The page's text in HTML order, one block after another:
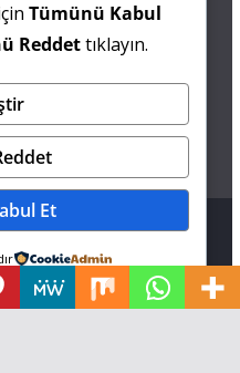
Sultan Magazin
. Altyapı WordPress .
Tümünü Kabul
Reddettıklayın.
Et